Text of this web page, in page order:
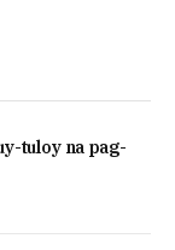
tuloy na pag-